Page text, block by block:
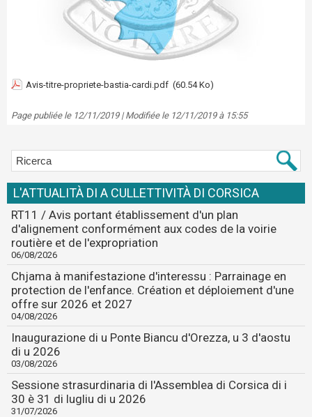
Avis-titre-propriete-bastia-cardi.pdf (60.54 Ko)
Page publiée le 12/11/2019 | Modifiée le 12/11/2019 à 15:55
L'ATTUALITÀ DI A CULLETTIVITÀ DI CORSICA
RT11 / Avis portant établissement d'un plan
d'alignement conformément aux codes de la voirie
routière et de l'expropriation
06/08/2026
Chjama à manifestazione d'interessu : Parrainage en
protection de l'enfance. Création et déploiement d'une
offre sur 2026 et 2027
04/08/2026
Inaugurazione di u Ponte Biancu d'Orezza, u 3 d'aostu
di u 2026
03/08/2026
Sessione strasurdinaria di l'Assemblea di Corsica di i
30 è 31 di lugliu di u 2026
31/07/2026